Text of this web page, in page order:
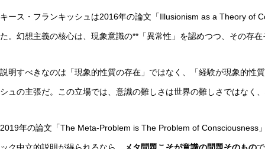
キース・フランキッシュは2016年の論文「Illusionism as a Theory of
た。幻想主義の核心は、現象意識の**「異常性」を認めつつ、その存
説明すべきなのは「現象的性質の存在」ではなく、「経験が現象的性
シュの主張だ。この立場では、意識の難しさは世界の難しさではなく、
2019年の論文「The Meta-Problem is The Problem of Consciousness